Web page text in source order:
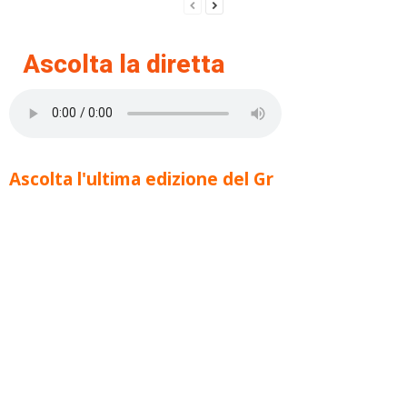
Ascolta la diretta
Ascolta l'ultima edizione del Gr